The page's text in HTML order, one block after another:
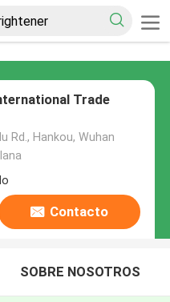
Trade
Rd., Hankou, Wuhan
Contacto
SOBRE NOSOTROS